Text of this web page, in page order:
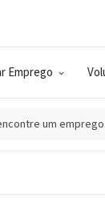
Emprego
um emprego
Cares